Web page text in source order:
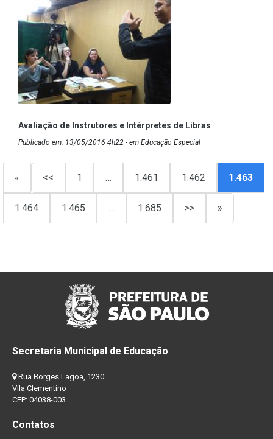
Avaliação de Instrutores e Intérpretes de Libras
Publicado em: 13/05/2016 4h22 - em Educação Especial
« << 1 … 1.461 1.462 1.463
1.464 1.465 … 1.685 >> »
Secretaria Municipal de Educação
Rua Borges Lagoa, 1230
Vila Clementino
CEP: 04038-003
Contatos